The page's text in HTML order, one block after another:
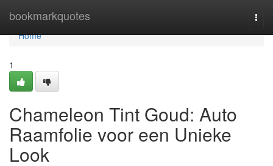
bookmarkquotes
Home
Home
1
Chameleon Tint Goud: Auto
Raamfolie voor een Unieke
Look